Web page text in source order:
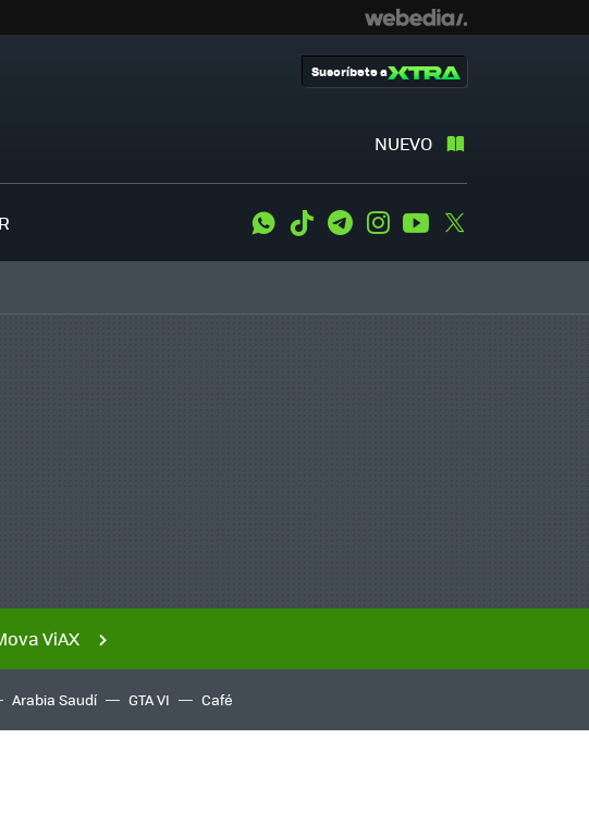
NUEVO
Suscríbete a
WhatsApp
Tiktok TelegramInstagramYoutube
ViAX
Arabia Saudí GTA VI Café